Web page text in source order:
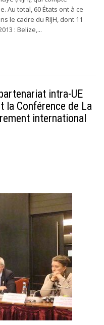
Au total, 60 États ont à ce
le cadre du RIJH, dont 11
: Belize,...
intra-UE
la Conférence de La
international